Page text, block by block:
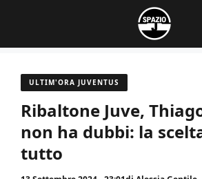
contenuto
ULTIM'ORA JUVENTUS
Ribaltone Juve,
non ha dubbi: la
tutto